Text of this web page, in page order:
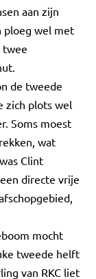
aan zijn
ploeg wel met
twee
de tweede
zich plots wel
Soms moest
wat
Clint
directe vrije
mocht
tweede helft
van RKC liet